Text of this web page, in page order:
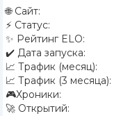
🌐 Сайт:
⚡ Статус:
✨ Рейтинг ELO:
✔️ Дата запуска:
📈 Трафик (месяц):
📈 Трафик (3 месяца):
🎮Хроники:
🚀 Открытий: